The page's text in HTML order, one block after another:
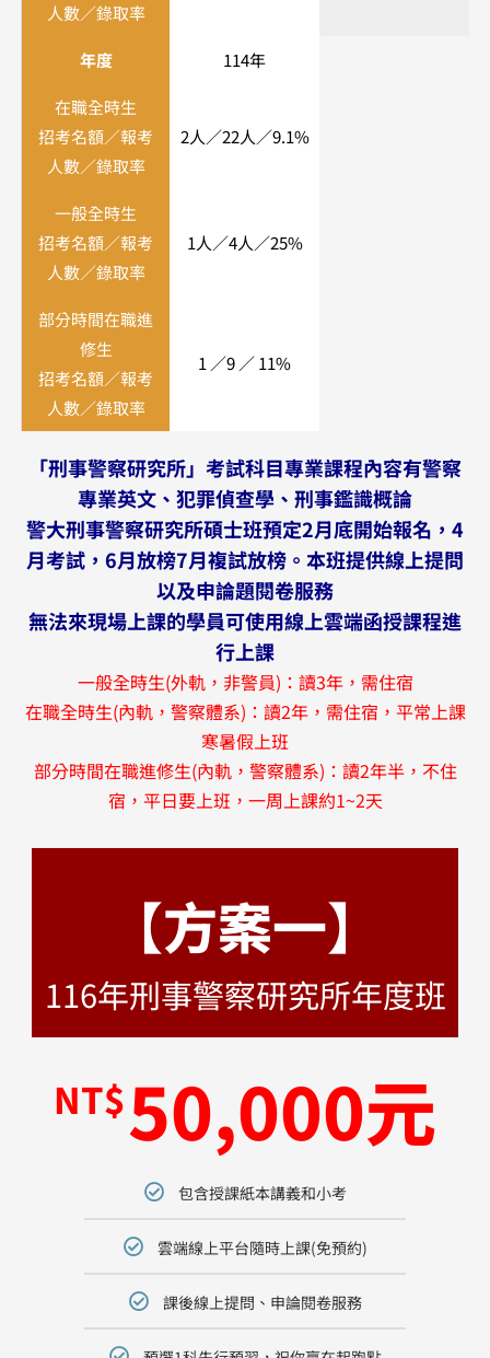
人數／錄取率
年度 114年
在職全時生
招考名額／報考
人數／錄取率
2人／22人／9.1%
一般全時生
招考名額／報考
人數／錄取率
1人／4人／25%
部分時間在職進
修生
招考名額／報考
人數／錄取率
​1 ​／9 ／ 11%
「刑事警察研究所」考試科目專業課程內容有警察
專業英文、犯罪偵查學、刑事鑑識概論
警大刑事警察研究所碩士班預定2月底開始報名，4
月考試，6月放榜7月複試放榜。本班提供線上提問
以及申論題閱卷服務
無法來現場上課的學員可使用線上雲端函授課程進
行上課
一般全時生(外軌，非警員)：讀3年，需住宿
在職全時生(內軌，警察體系)：讀2年，需住宿，平常上課
寒暑假上班
部分時間在職進修生(內軌，警察體系)：讀2年半，不住
宿，平日要上班，一周上課約1~2天
【方案一】
116年刑事警察研究所年度班
NT$50,000元
包含授課紙本講義和小考
雲端線上平台隨時上課(免預約)
課後線上提問、申論閱卷服務